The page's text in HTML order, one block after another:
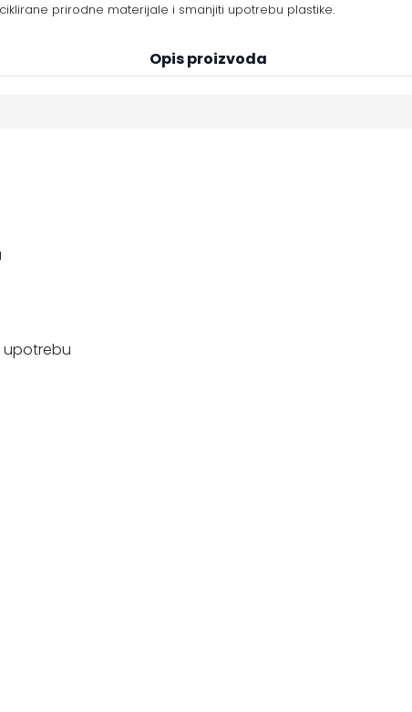
prirodne materijale i smanjiti upotrebu plastike.
Opis proizvoda
upotrebu